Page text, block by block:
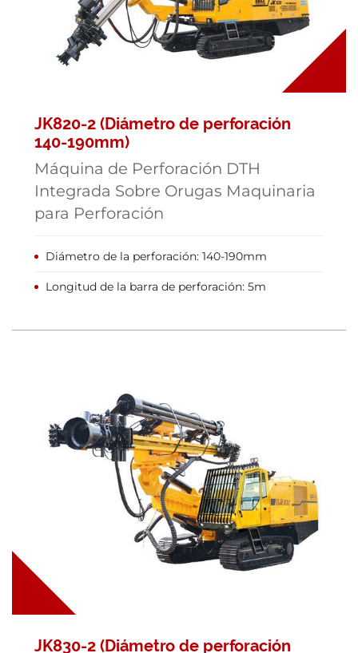
JK820-2 (Diámetro de perforación
140-190mm)
Máquina de Perforación DTH
Integrada Sobre Orugas Maquinaria
para Perforación
Diámetro de la perforación: 140-190mm
Longitud de la barra de perforación: 5m
JK830-2 (Diámetro de perforación